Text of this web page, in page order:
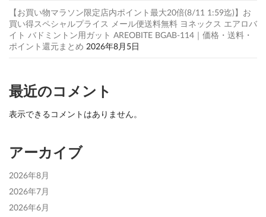
【お買い物マラソン限定店内ポイント最大20倍(8/11 1:59迄)】お
買い得スペシャルプライス メール便送料無料 ヨネックス エアロバ
イト バドミントン用ガット AREOBITE BGAB-114｜価格・送料・
ポイント還元まとめ 2026年8月5日
最近のコメント
表示できるコメントはありません。
アーカイブ
2026年8月
2026年7月
2026年6月